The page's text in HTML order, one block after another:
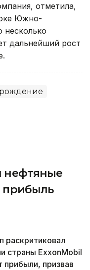
отметила,
Южно-
несколько
дальнейший рост
нефтяные
прибыль
страны ExxonMobil
прибыли, призвав